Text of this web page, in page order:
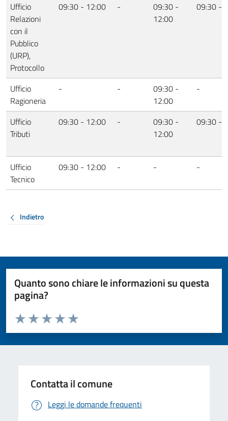
Ufficio
Relazioni
con il
Pubblico
(URP),
Protocollo
09:30 - 12:00 -
09:30 -
12:00
09:30 -
Ufficio
Ragioneria
- -
09:30 -
12:00
-
Ufficio
Tributi
09:30 - 12:00 -
09:30 -
12:00
09:30 -
Ufficio
Tecnico
09:30 - 12:00 - - -
Indietro
Quanto sono chiare le informazioni su questa
pagina?
Valuta da 1 a 5 stelle la pagina
Valuta 5 stelle su 5
Valuta 4 stelle su 5
Valuta 3 stelle su 5
Valuta 2 stelle su 5
Valuta 1 stelle su 5
Contatta il comune
Leggi le domande frequenti